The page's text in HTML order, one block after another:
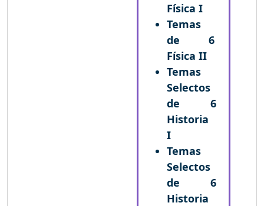
Física I
Temas
de
Física II
6
Temas
Selectos
de
Historia
I
6
Temas
Selectos
de
Historia
6